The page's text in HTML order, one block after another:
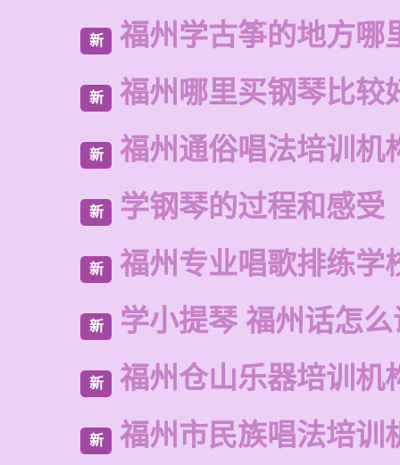
新 福州学古筝的地方哪
新 福州哪里买钢琴比较
新 福州通俗唱法培训机
新 学钢琴的过程和感受
新 福州专业唱歌排练学
新 学小提琴 福州话怎
新 福州仓山乐器培训机
新 福州市民族唱法培训